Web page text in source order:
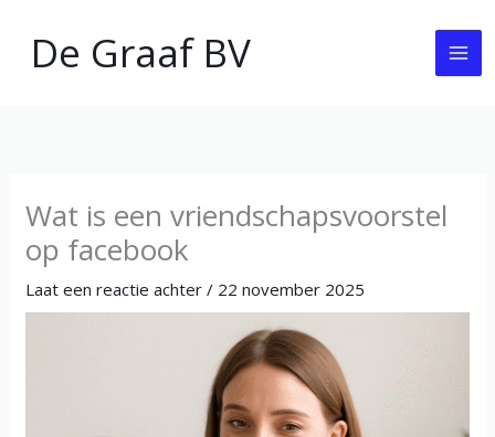
De Graaf BV
Wat is een vriendschapsvoorstel
op facebook
Laat een reactie achter / 22 november 2025